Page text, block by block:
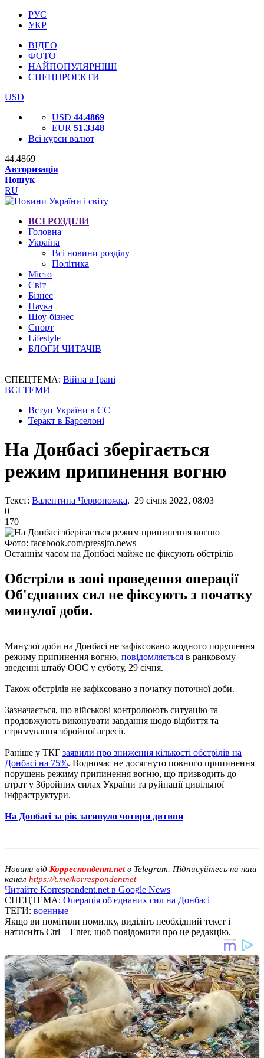
РУС
УКР
ВІДЕО
ФОТО
НАЙПОПУЛЯРНІШІ
СПЕЦПРОЕКТИ
USD
USD 44.4869
EUR 51.3348
Всі курси валют
44.4869
Авторизація
Пошук
RU
ВСІ РОЗДІЛИ
Головна
Україна
Всі новини розділу
Політика
Місто
Світ
Бізнес
Наука
Шоу-бізнес
Спорт
Lifestyle
БЛОГИ ЧИТАЧІВ
СПЕЦТЕМА: Війна в Ірані
ВСІ ТЕМИ
Вступ України в ЄС
Теракт в Барселоні
На Донбасі зберігається
режим припинення вогню
Текст: Валентина Червоножка, 29 січня 2022, 08:03
0
170
Фото: facebook.com/pressjfo.news
Останнім часом на Донбасі майже не фіксують обстрілів
Обстріли в зоні проведення операції
Об'єднаних сил не фіксують з початку
минулої доби.
Минулої доби на Донбасі не зафіксовано жодного порушення
режиму припинення вогню, повідомляється в ранковому
зведенні штабу ООС у суботу, 29 січня.
Також обстрілів не зафіксовано з початку поточної доби.
Зазначається, що військові контролюють ситуацію та
продовжують виконувати завдання щодо відбиття та
стримування збройної агресії.
Раніше у ТКГ заявили про зниження кількості обстрілів на
Донбасі на 75%. Водночас не досягнуто повного припинення
порушень режиму припинення вогню, що призводить до
втрат у Збройних силах України та руйнації цивільної
інфраструктури.
На Донбасі за рік загинуло чотири дитини
Новини від Корреспондент.netв Telegram. Підписуйтесь на наш
канал https://t.me/korrespondentnet
Читайте Korrespondent.net в Google News
СПЕЦТЕМА: Операція об'єднаних сил на Донбасі
ТЕГИ: военные
Якщо ви помітили помилку, виділіть необхідний текст і
натисніть Ctrl + Enter, щоб повідомити про це редакцію.